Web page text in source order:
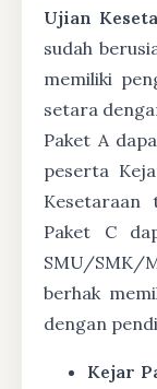
Ujian
sudah
memiliki
setara
Paket A
peserta
Kesetaraan
Paket C
SMU/
berhak
dengan
Kejar